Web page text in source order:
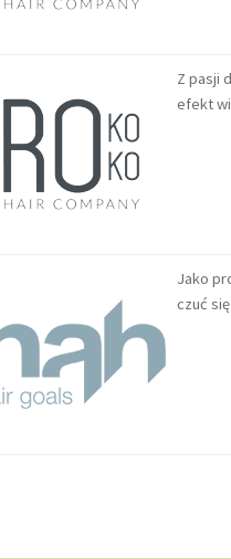
Z pasji
efekt
Jako
czuć